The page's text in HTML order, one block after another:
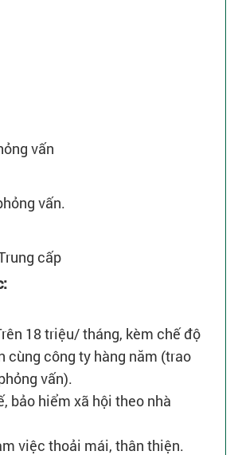
vấn
vấn.
cấp
18 triệu/ tháng, kèm chế độ
cùng công ty hàng năm (trao
vấn).
bảo hiểm xã hội theo nhà
việc thoải mái, thân thiện.